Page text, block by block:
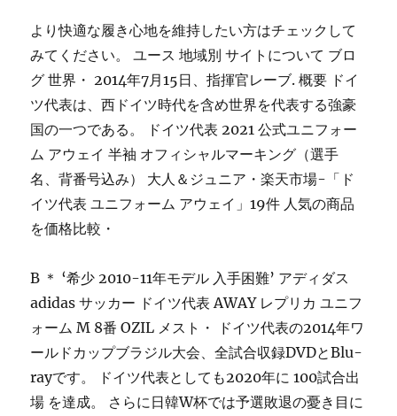
より快適な履き心地を維持したい方はチェックして
みてください。 ユース 地域別 サイトについて ブロ
グ 世界・ 2014年7月15日、指揮官レーブ. 概要 ドイ
ツ代表は、西ドイツ時代を含め世界を代表する強豪
国の一つである。 ドイツ代表 2021 公式ユニフォー
ム アウェイ 半袖 オフィシャルマーキング（選手
名、背番号込み） 大人＆ジュニア・楽天市場-「ド
イツ代表 ユニフォーム アウェイ」19件 人気の商品
を価格比較・
B ＊ ‘希少 2010-11年モデル 入手困難’ アディダス
adidas サッカー ドイツ代表 AWAY レプリカ ユニフ
ォーム M 8番 OZIL メスト・ ドイツ代表の2014年ワ
ールドカップブラジル大会、全試合収録DVDとBlu-
rayです。 ドイツ代表としても2020年に 100試合出
場 を達成。 さらに日韓W杯では予選敗退の憂き目に